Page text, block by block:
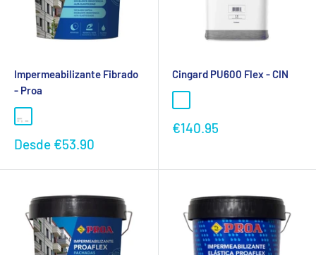
Impermeabilizante Fibrado
- Proa
Preço
Desde €53.90
Cingard PU600 Flex - CIN
Preço
€140.95